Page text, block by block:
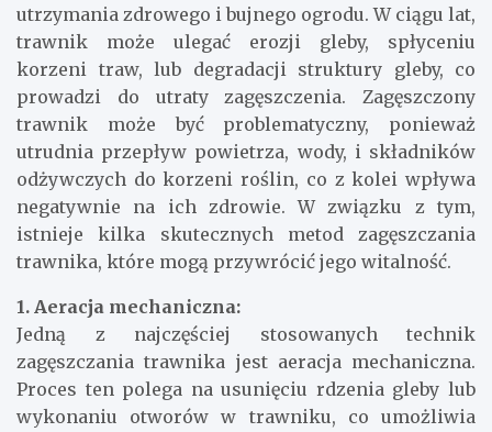
utrzymania zdrowego i bujnego ogrodu. W ciągu lat,
trawnik może ulegać erozji gleby, spłyceniu
korzeni traw, lub degradacji struktury gleby, co
prowadzi do utraty zagęszczenia. Zagęszczony
trawnik może być problematyczny, ponieważ
utrudnia przepływ powietrza, wody, i składników
odżywczych do korzeni roślin, co z kolei wpływa
negatywnie na ich zdrowie. W związku z tym,
istnieje kilka skutecznych metod zagęszczania
trawnika, które mogą przywrócić jego witalność.
1. Aeracja mechaniczna:
Jedną z najczęściej stosowanych technik
zagęszczania trawnika jest aeracja mechaniczna.
Proces ten polega na usunięciu rdzenia gleby lub
wykonaniu otworów w trawniku, co umożliwia